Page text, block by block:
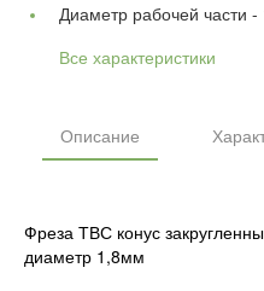
Диаметр рабочей части -
Все характеристики
Описание
Фреза ТВС конус
диаметр 1,8мм